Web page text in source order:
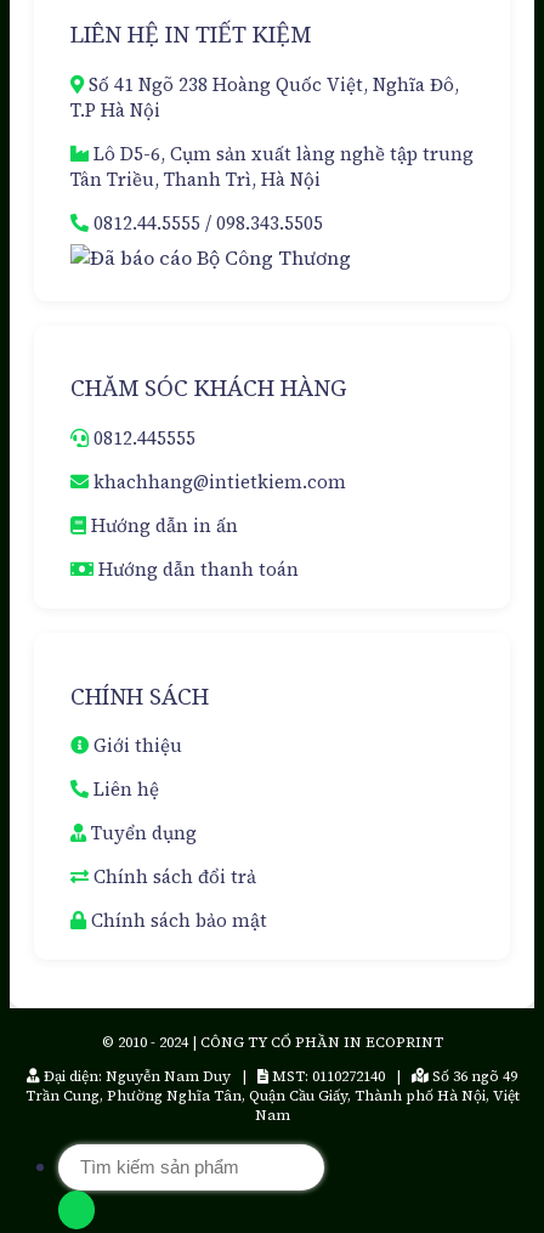
Cao
Cấp
Cho
Kem
Nám
Đa
–
Sự
LIÊN HỆ IN TIẾT KIỆM
Số 41 Ngõ 238 Hoàng Quốc Việt, Nghĩa Đô,
T.P Hà Nội
Lô D5-6, Cụm sản xuất làng nghề tập trung
Tân Triều, Thanh Trì, Hà Nội
0812.44.5555 /098.343.5505
CHĂM SÓC KHÁCH HÀNG
0812.445555
khachhang@intietkiem.com
Hướng dẫn in ấn
Hướng dẫn thanh toán
CHÍNH SÁCH
Giới thiệu
Liên hệ
Tuyển dụng
Chính sách đổi trả
Chính sách bảo mật
© 2010 - 2024 | CÔNG TY CỔ PHẦN IN ECOPRINT
Đại diện: Nguyễn Nam Duy |
MST: 0110272140 |
Số 36 ngõ 49
Trần Cung, Phường Nghĩa Tân, Quận Cầu Giấy, Thành phố Hà Nội, Việt
Nam
Tìm
kiếm: